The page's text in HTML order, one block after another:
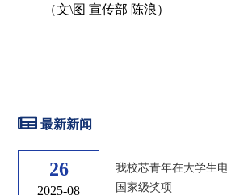
（文\图 宣传部 陈浪）
最新新闻
26
2025-08
我校芯青年在大学生
国家级奖项